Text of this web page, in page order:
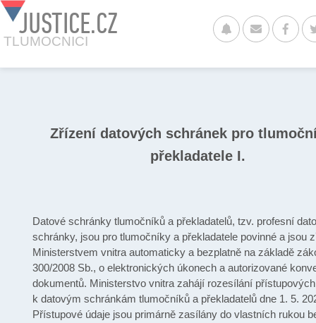
JUSTICE.CZ
TLUMOCNICI
Zřízení datových schránek pro
překladatele I.
Datové schránky tlumočníků a překladatelů, tzv. profesní
schránky, jsou pro tlumočníky a překladatele povinné a jsou
Ministerstvem vnitra automaticky a bezplatně na základě
300/2008 Sb., o elektronických úkonech a autorizované
dokumentů. Ministerstvo vnitra zahájí rozesílání
k datovým schránkám tlumočníků a překladatelů dne 1. 5.
Přístupové údaje jsou primárně zasílány do vlastních rukou